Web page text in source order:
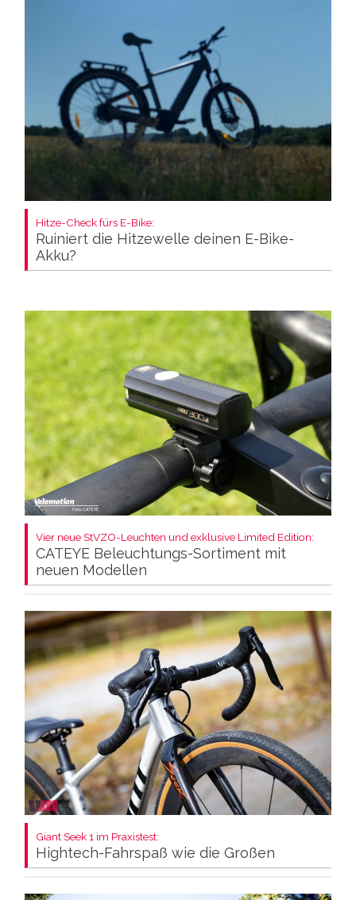
Hitze-Check fürs E-Bike:
Ruiniert die Hitzewelle deinen E-Bike-
Akku?
Vier neue StVZO-Leuchten und exklusive Limited Edition:
CATEYE Beleuchtungs-Sortiment mit
neuen Modellen
Giant Seek 1 im Praxistest:
Hightech-Fahrspaß wie die Großen